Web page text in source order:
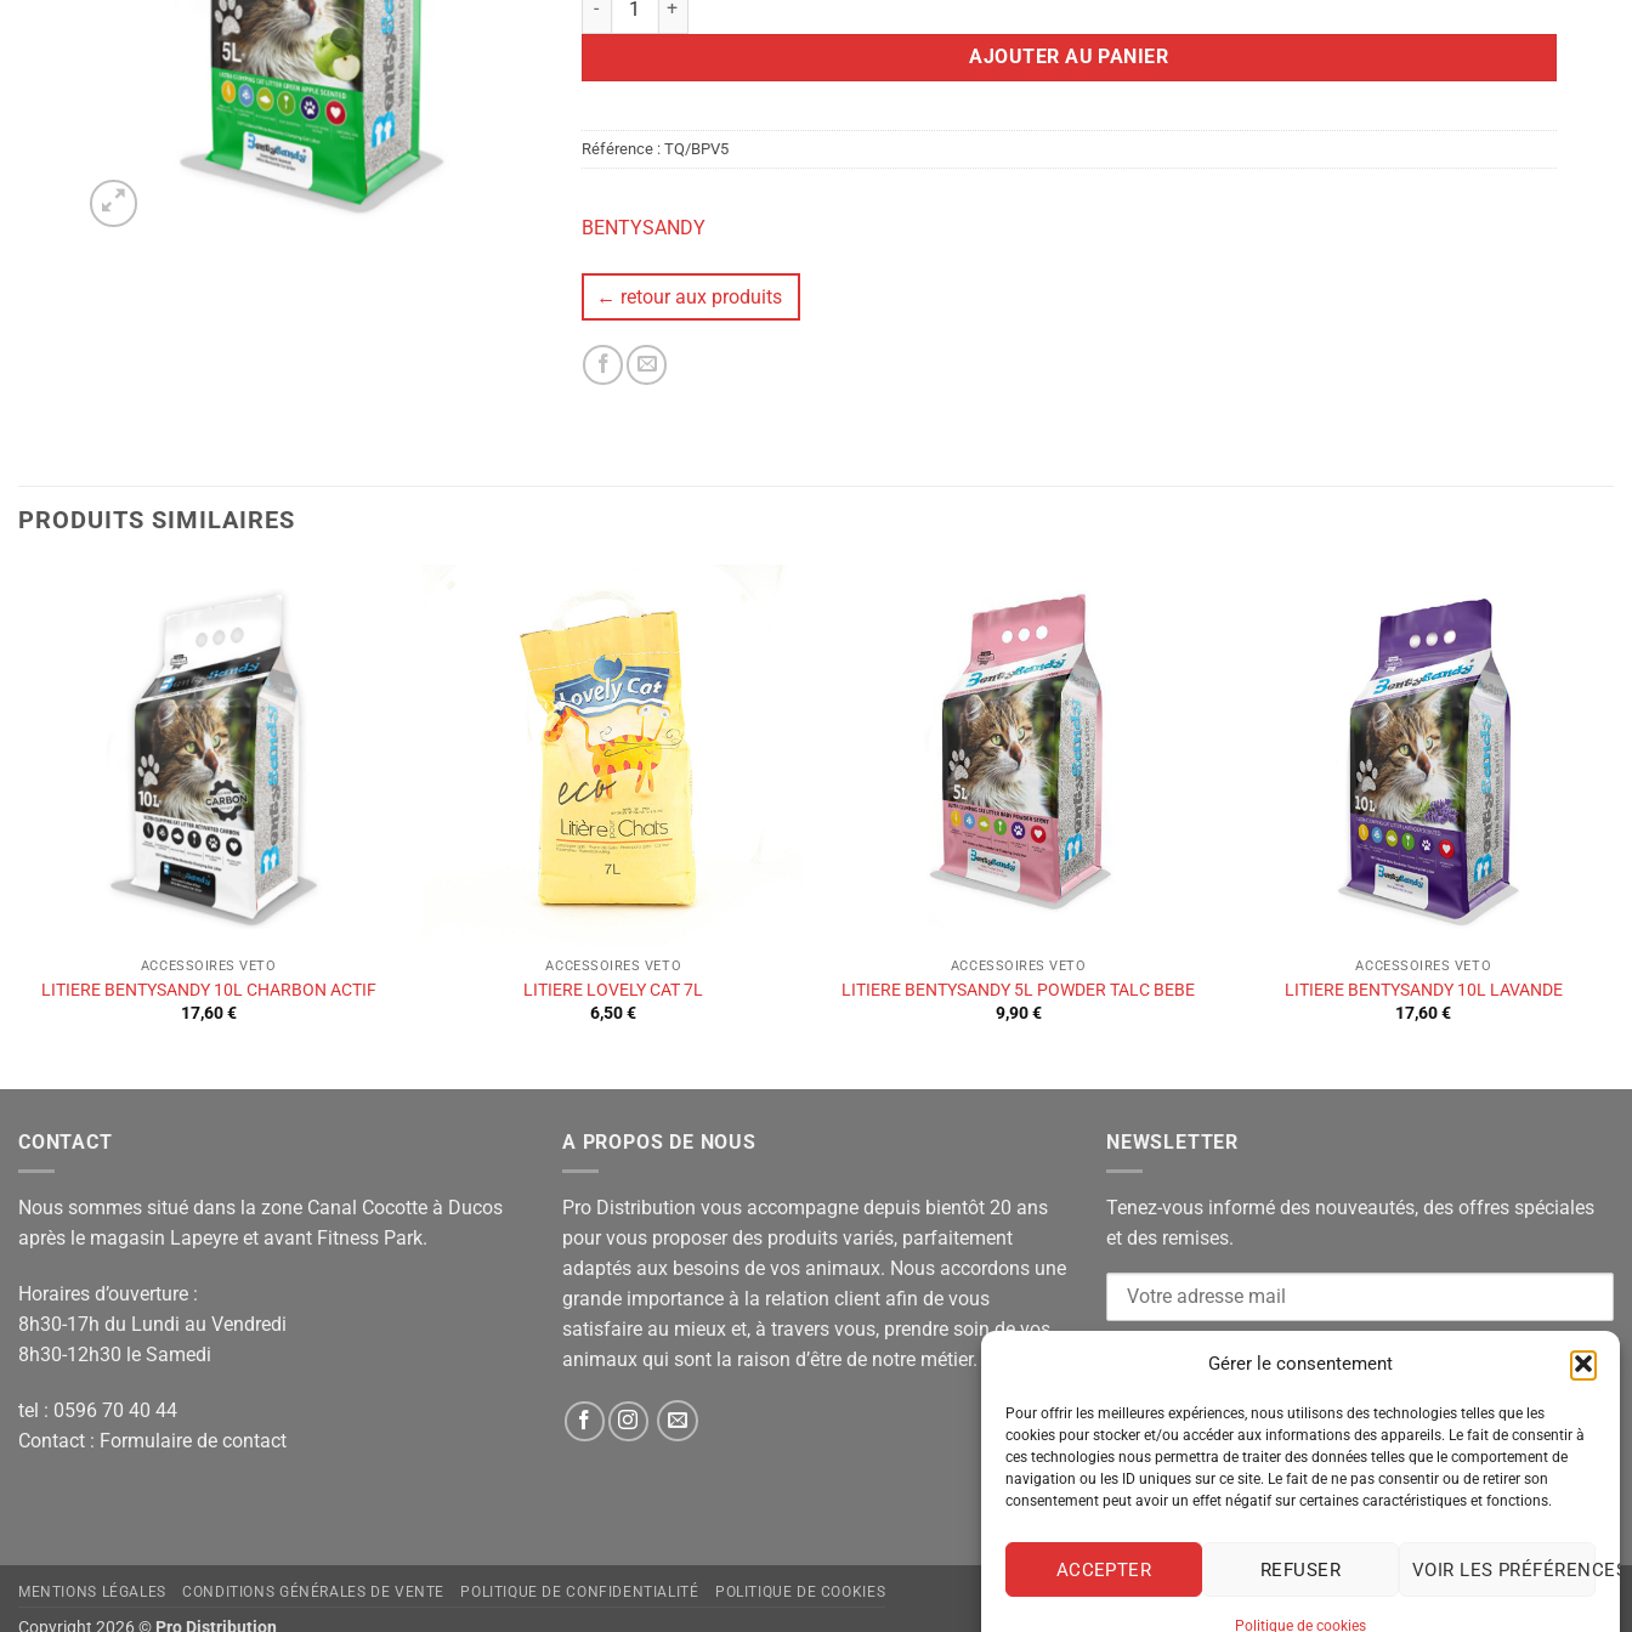
Gérer le consentement
Pour offrir les meilleures expériences, nous utilisons des technologies telles que les
cookies pour stocker et/ou accéder aux informations des appareils. Le fait de consentir à
ces technologies nous permettra de traiter des données telles que le comportement de
navigation ou les ID uniques sur ce site. Le fait de ne pas consentir ou de retirer son
consentement peut avoir un effet négatif sur certaines caractéristiques et fonctions.
ACCEPTER REFUSER VOIR LES PRÉFÉRENCES
Politique de cookies
AJOUTER AU PANIER
Référence : TQ/BPV5
BENTYSANDY
← retour aux produits
PRODUITS SIMILAIRES
ACCESSOIRES VETO
LITIERE BENTYSANDY 10L CHARBON ACTIF
17,60€
ACCESSOIRES VETO
LITIERE LOVELY CAT 7L
6,50€
ACCESSOIRES VETO
LITIERE BENTYSANDY 5L POWDER TALC BEBE
9,90€
ACCESSOIRES VETO
LITIERE BENTYSANDY 10L LAVANDE
17,60€
CONTACT
Nous sommes situé dans la zone Canal Cocotte à Ducos
après le magasin Lapeyre et avant Fitness Park.
Horaires d’ouverture :
8h30-17h du Lundi au Vendredi
8h30-12h30 le Samedi
tel : 0596 70 40 44
Contact : Formulaire de contact
A PROPOS DE NOUS
Pro Distribution vous accompagne depuis bientôt 20 ans
pour vous proposer des produits variés, parfaitement
adaptés aux besoins de vos animaux. Nous accordons une
grande importance à la relation client afin de vous
satisfaire au mieux et, à travers vous, prendre soin de vos
animaux qui sont la raison d’être de notre métier.
NEWSLETTER
Tenez-vous informé des nouveautés, des offres spéciales
et des remises.
MENTIONS LÉGALES CONDITIONS GÉNÉRALES DE VENTE POLITIQUE DE CONFIDENTIALITÉ POLITIQUE DE COOKIES